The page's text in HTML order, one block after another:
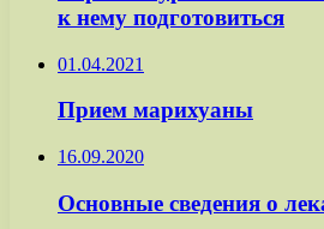
к нему подготовиться
01.04.2021
Прием марихуаны
16.09.2020
Основные сведения о